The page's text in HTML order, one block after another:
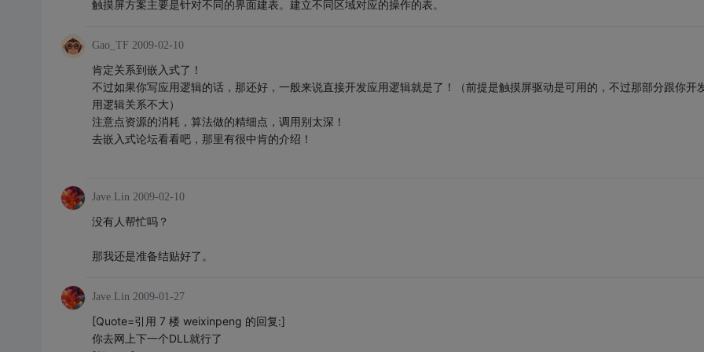
触摸屏方案主要是针对不同的界面建表。建立不同区域对应的操作的表。
Gao_TF 2009-02-10
肯定关系到嵌入式了！
不过如果你写应用逻辑的话，那还好，一般来说直接开发应用逻辑就是了！（前提是触摸屏驱动是可用的，不过那部分跟你开
用逻辑关系不大）
注意点资源的消耗，算法做的精细点，调用别太深！
去嵌入式论坛看看吧，那里有很中肯的介绍！
Jave.Lin 2009-02-10
没有人帮忙吗？
那我还是准备结贴好了。
Jave.Lin 2009-01-27
[Quote=引用 7 楼 weixinpeng 的回复:]
你去网上下一个DLL就行了